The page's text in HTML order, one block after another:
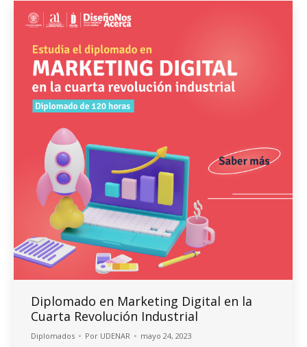
Diplomado en Marketing Digital en la
Cuarta Revolución Industrial
Diplomados Por UDENAR mayo 24, 2023